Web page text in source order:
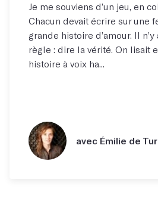
Je me souviens d’un jeu, en
Chacun devait écrire sur une
grande histoire d’amour. Il n’y
règle : dire la vérité. On lisait
histoire à voix ha...
avec Émilie de